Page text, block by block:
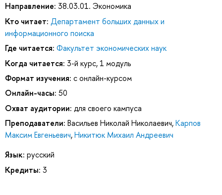
Направление: 38.03.01. Экономика
Кто читает: Департамент больших данных и
информационного поиска
Где читается: Факультет экономических наук
Когда читается: 3-й курс, 1 модуль
Формат изучения: с онлайн-курсом
Онлайн-часы: 50
Охват аудитории: для своего кампуса
Преподаватели: Васильев Николай Николаевич,Карпов
Максим Евгеньевич,Никитюк Михаил Андреевич
Язык: русский
Кредиты: 3